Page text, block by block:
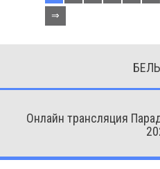
⇒
Онлайн трансляция